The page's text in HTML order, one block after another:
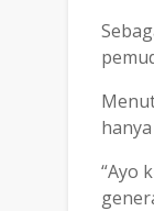
“Ayo